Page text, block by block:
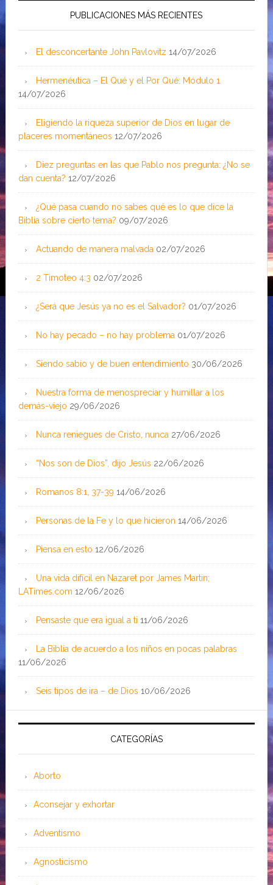
PUBLICACIONES MÁS RECIENTES
El desconcertante John Pavlovitz 14/07/2026
Hermenéutica – El Qué y el Por Qué: Módulo 1
14/07/2026
Eligiendo la riqueza superior de Dios en lugar de
placeres momentáneos 12/07/2026
Diez preguntas en las que Pablo nos pregunta: ¿No se
dan cuenta? 12/07/2026
¿Qué pasa cuando no sabes qué es lo que dice la
Biblia sobre cierto tema? 09/07/2026
Actuando de manera malvada 02/07/2026
2 Timoteo 4:3 02/07/2026
¿Será que Jesús ya no es el Salvador? 01/07/2026
No hay pecado – no hay problema 01/07/2026
Siendo sabio y de buen entendimiento 30/06/2026
Nuestra forma de menospreciar y humillar a los
demás-viejo 29/06/2026
Nunca reniegues de Cristo, nunca 27/06/2026
“Nos son de Dios”, dijo Jesús 22/06/2026
Romanos 8:1, 37-39 14/06/2026
Personas de la Fe y lo que hicieron 14/06/2026
Piensa en esto 12/06/2026
Una vida difícil en Nazaret por James Martin;
LATimes.com 12/06/2026
Pensaste que era igual a ti 11/06/2026
La Biblia de acuerdo a los niños en pocas palabras
11/06/2026
Seis tipos de ira – de Dios 10/06/2026
CATEGORÍAS
Aborto
Aconsejar y exhortar
Adventismo
Agnosticismo